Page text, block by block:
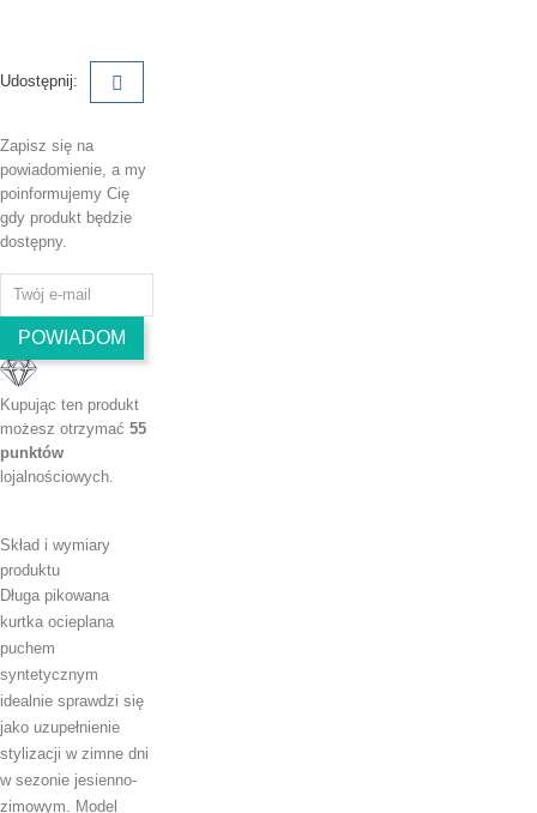
Udostępnij:
Zapisz się na
powiadomienie, a my
poinformujemy Cię
gdy produkt będzie
dostępny.
POWIADOM
Kupując ten produkt
możesz otrzymać 55
punktów
lojalnościowych.
Skład i wymiary
produktu
Długa pikowana
kurtka ocieplana
puchem
syntetycznym
idealnie sprawdzi się
jako uzupełnienie
stylizacji w zimne dni
w sezonie jesienno-
zimowym. Model